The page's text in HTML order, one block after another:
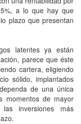
a lo que hay que
plazo que presentan
latentes ya están
parece que éste
cartera, eligiendo
sólido, implantados
de una única
momentos de mayor
inversiones más